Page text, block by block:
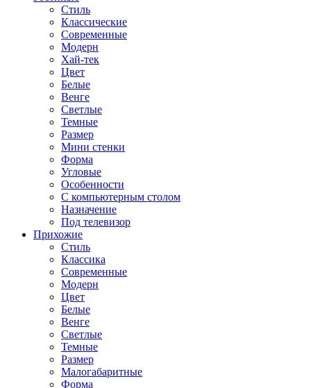
Стиль
Классические
Современные
Модерн
Хай-тек
Цвет
Белые
Венге
Светлые
Темные
Размер
Мини стенки
Форма
Угловые
Особенности
С компьютерным столом
Назначение
Под телевизор
Прихожие
Стиль
Классика
Современные
Модерн
Цвет
Белые
Венге
Светлые
Темные
Размер
Малогабаритные
Форма